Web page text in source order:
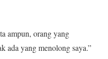
ampun, orang yang
ada yang menolong saya.”